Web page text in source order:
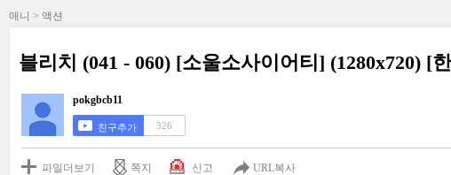
애니 > 액션
블리치 (041 - 060) [소울소사이어티] (1280x720) [
pokgbcb11
친구추가 326
파일더보기 쪽지 신고 URL복사